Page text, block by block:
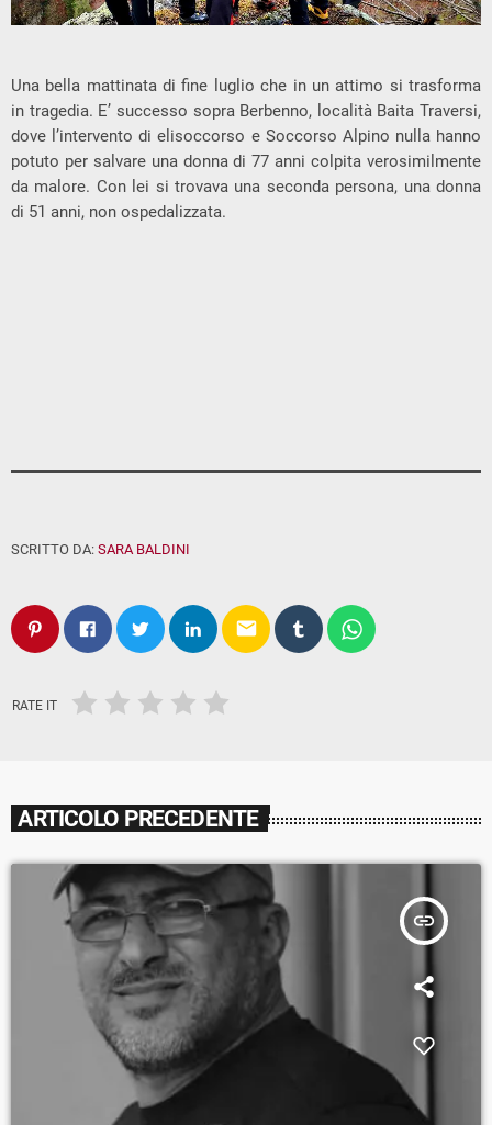
Una bella mattinata di fine luglio che in un attimo si trasforma
in tragedia. E’ successo sopra Berbenno, località Baita Traversi,
dove l’intervento di elisoccorso e Soccorso Alpino nulla hanno
potuto per salvare una donna di 77 anni colpita verosimilmente
da malore. Con lei si trovava una seconda persona, una donna
di 51 anni, non ospedalizzata.
SCRITTO DA: SARA BALDINI
email
RATE IT
ARTICOLO PRECEDENTE
insert_link